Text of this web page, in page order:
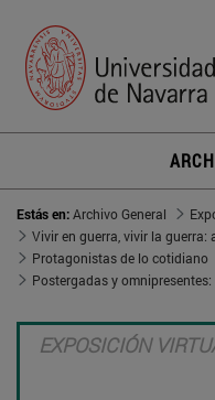
Estás en:Archivo General
Protagonistas de lo cotidiano
Postergadas y
EXPOSICIÓN